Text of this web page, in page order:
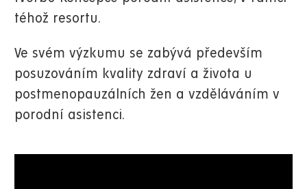
téhož resortu.
Ve svém výzkumu se zabývá především
posuzováním kvality zdraví a života u
postmenopauzálních žen a vzděláváním v
porodní asistenci.